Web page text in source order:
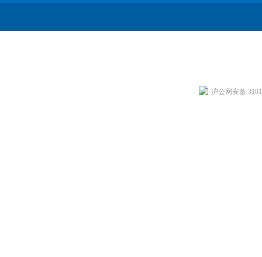
沪公网安备